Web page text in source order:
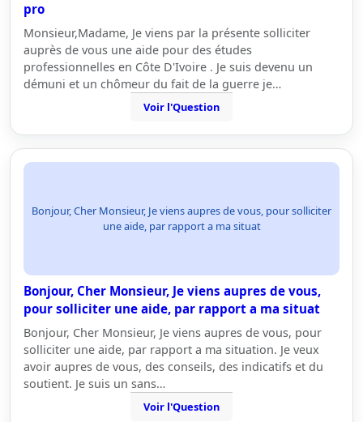
pro
Monsieur,Madame, Je viens par la présente solliciter
auprès de vous une aide pour des études
professionnelles en Côte D'Ivoire . Je suis devenu un
démuni et un chômeur du fait de la guerre je…
Voir l'Question
Bonjour, Cher Monsieur, Je viens aupres de vous, pour solliciter
une aide, par rapport a ma situat
Bonjour, Cher Monsieur, Je viens aupres de vous,
pour solliciter une aide, par rapport a ma situat
Bonjour, Cher Monsieur, Je viens aupres de vous, pour
solliciter une aide, par rapport a ma situation. Je veux
avoir aupres de vous, des conseils, des indicatifs et du
soutient. Je suis un sans…
Voir l'Question